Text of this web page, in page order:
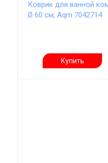
Коврик для ванной
Ø 60 см, Aqm 7042714
Купить